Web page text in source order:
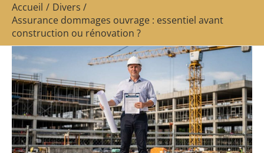
Accueil
Divers
Assurance dommages ouvrage : essentiel avant
construction ou rénovation ?